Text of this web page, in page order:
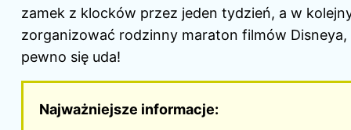
zamek z klocków przez jeden tydzień, a w
zorganizować rodzinny maraton filmów Disneya,
pewno się uda!
Najważniejsze informacje: